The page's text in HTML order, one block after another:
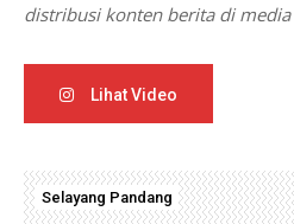
distribusi konten berita di media
Lihat Video
Selayang Pandang